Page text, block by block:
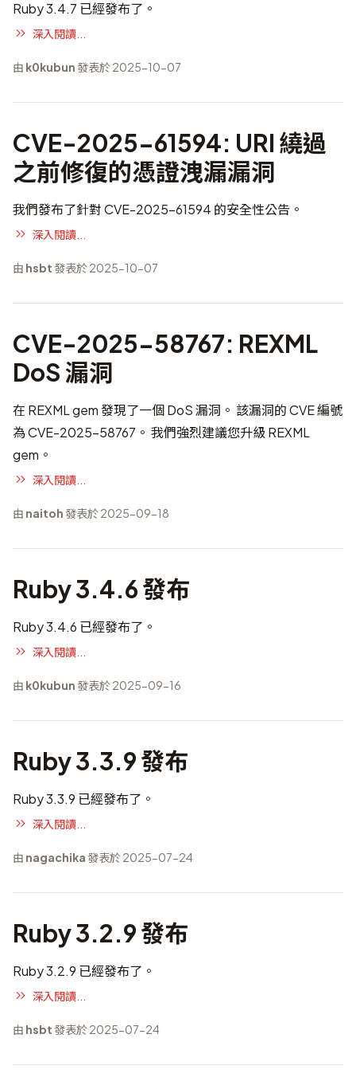
Ruby 3.4.7 已經發布了。
深入閱讀...
由 k0kubun發表於 2025-10-07
CVE-2025-61594: URI 繞過
之前修復的憑證洩漏漏洞
我們發布了針對 CVE-2025-61594 的安全性公告。
深入閱讀...
由 hsbt發表於 2025-10-07
CVE-2025-58767: REXML
DoS 漏洞
在 REXML gem 發現了一個 DoS 漏洞。 該漏洞的 CVE 編號
為CVE-2025-58767 。 我們強烈建議您升級 REXML
gem。
深入閱讀...
由 naitoh發表於 2025-09-18
Ruby 3.4.6 發布
Ruby 3.4.6 已經發布了。
深入閱讀...
由 k0kubun發表於 2025-09-16
Ruby 3.3.9 發布
Ruby 3.3.9 已經發布了。
深入閱讀...
由 nagachika發表於 2025-07-24
Ruby 3.2.9 發布
Ruby 3.2.9 已經發布了。
深入閱讀...
由 hsbt發表於 2025-07-24